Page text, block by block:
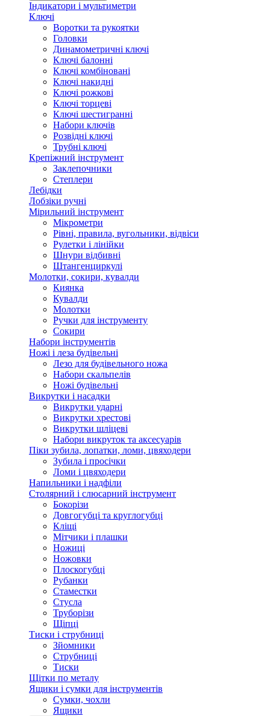
Індикатори і мультиметри
Ключі
Воротки та рукоятки
Головки
Динамометричні ключі
Ключі балонні
Ключі комбіновані
Ключі накидні
Ключі рожкові
Ключі торцеві
Ключі шестигранні
Набори ключів
Розвідні ключі
Трубні ключі
Крепіжний інструмент
Заклепочники
Степлери
Лебідки
Лобзіки ручні
Мірильний інструмент
Мікрометри
Рівні, правила, вугольники, відвіси
Рулетки і лінійки
Шнури відбивні
Штангенциркулі
Молотки, сокири, кувалди
Киянка
Кувалди
Молотки
Ручки для інструменту
Сокири
Набори інструментів
Ножі і леза будівельні
Лезо для будівельного ножа
Набори скальпелів
Ножі будівельні
Викрутки і насадки
Викрутки ударні
Викрутки хрестові
Викрутки шліцеві
Набори викруток та аксесуарів
Піки зубила, лопатки, ломи, цвяходери
Зубила і просічки
Ломи і цвяходери
Напильники і надфіли
Столярний і слюсарний інструмент
Бокорізи
Довгогубці та круглогубці
Кліщі
Мітчики і плашки
Ножиці
Ножовки
Плоскогубці
Рубанки
Стаместки
Стусла
Труборізи
Щіпці
Тиски і струбниці
Зйомники
Струбниці
Тиски
Щітки по металу
Ящики і сумки для інструментів
Сумки, чохли
Ящики